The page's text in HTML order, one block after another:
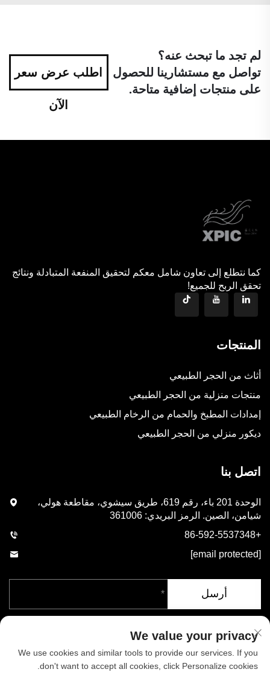
لم تجد ما تبحث عنه؟
تواصل مع مستشارينا للحصول
على منتجات إضافية متاحة.
اطلب عرض سعر
الآن
كما نتطلع إلى تعاون شامل معكم لتحقيق المنفعة المتبادلة ونتائج
تحقق الربح للجميع!
المنتجات
أثاث من الحجر الطبيعي
منتجات منزلية من الحجر الطبيعي
إمدادات المطبخ والحمام من الرخام الطبيعي
ديكور منزلي من الحجر الطبيعي
اتصل بنا
الوحدة 201 باء، رقم 619، طريق سيشوي، مقاطعة هولي،
شيامن، الصين. الرمز البريدي: 361006
+86-592-5537348
[email protected]
أرسل
We value your privacy
We use cookies and similar tools to provide our services. If you
don't want to accept all cookies, click Personalize cookies.